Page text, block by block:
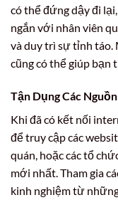
có thể đứng dậy đi
ngắn với nhân viên
và duy trì sự tỉnh táo.
cũng có thể giúp bạn
Tận Dụng Các
Khi đã có kết nối
để truy cập các
quán, hoặc các tổ
mới nhất. Tham gia
kinh nghiệm từ